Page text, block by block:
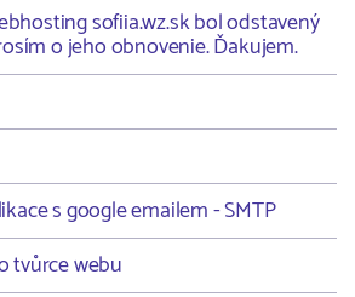
sofiia.wz.sk bol odstavený
o jeho obnovenie. Ďakujem.
s google emailem - SMTP
tvůrce webu